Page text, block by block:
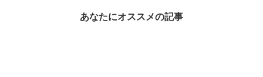
あなたにオススメの記事